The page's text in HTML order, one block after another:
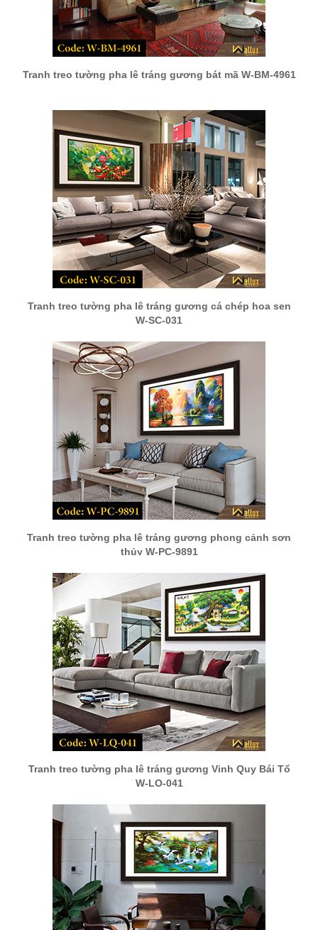
Tranh treo tường pha lê tráng gương bát mã W-BM-4961
Tranh treo tường pha lê tráng gương cá chép hoa sen
W-SC-031
Tranh treo tường pha lê tráng gương phong cảnh sơn
thủy W-PC-9891
Tranh treo tường pha lê tráng gương Vinh Quy Bái Tổ
W-LQ-041